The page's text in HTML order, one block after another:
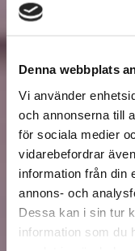
Denna webbplats
Vi använder
och annonserna till
för sociala medier
vidarebefordrar
information från din
annons- och
Dessa kan i sin tur
information som du